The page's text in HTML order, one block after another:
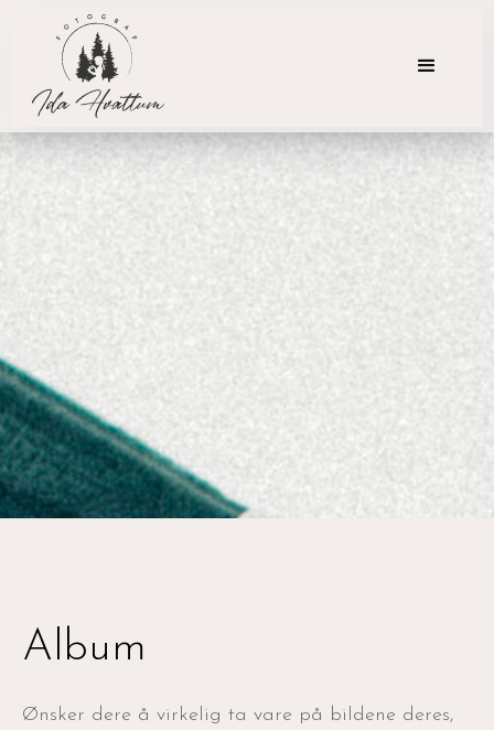
Album
Ønsker dere å virkelig ta vare på bildene deres,